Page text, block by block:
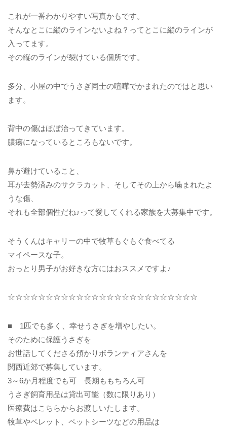
これが一番わかりやすい写真かもです。
そんなとこに縦のラインないよね？ってとこに縦のラインが
入ってます。
その縦のラインが裂けている個所です。
多分、小屋の中でうさぎ同士の喧嘩でかまれたのではと思い
ます。
背中の傷はほぼ治ってきています。
膿瘍になっているところもないです。
鼻が避けていること、
耳が去勢済みのサクラカット、そしてその上から噛まれたよ
うな傷、
それも全部個性だね♪って愛してくれる家族を大募集中です。
そうくんはキャリーの中で牧草もぐもぐ食べてる
マイペースな子。
おっとり男子がお好きな方にはおススメですよ♪
☆☆☆☆☆☆☆☆☆☆☆☆☆☆☆☆☆☆☆☆☆☆☆☆☆
■ 1匹でも多く、幸せうさぎを増やしたい。
そのために保護うさぎを
お世話してくださる預かりボランティアさんを
関西近郊で募集しています。
3～6か月程度でも可 長期ももちろん可
うさぎ飼育用品は貸出可能（数に限りあり）
医療費はこちらからお渡しいたします。
牧草やペレット、ペットシーツなどの用品は